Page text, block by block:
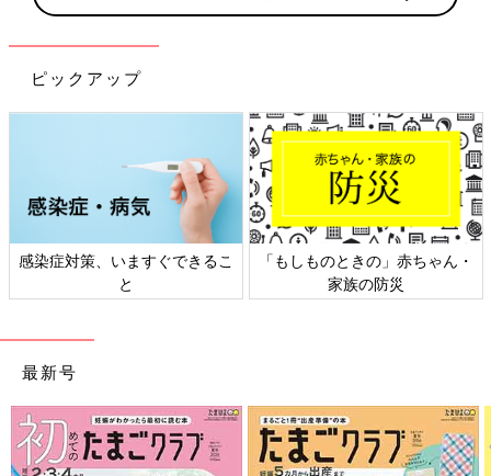
胎動がイメージ通り
一覧
次の話
妊婦がゆっくり歩く理
ピックアップ
感染症対策、いますぐできるこ
と
「もしものときの」赤ちゃん・
家族の防災
最新号